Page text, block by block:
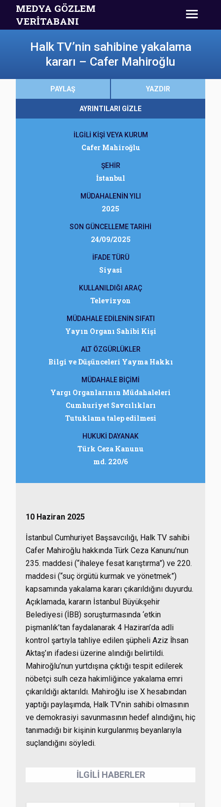
MEDYA GÖZLEM
VERİTABANI
Halk TV’nin sahibine yakalama
kararı – Cafer Mahiroğlu
PAYLAŞ YAZDIR
AYRINTILARI GİZLE
İLGİLİ KİŞİ VEYA KURUM
Cafer Mahiroğlu
ŞEHİR
İstanbul
MÜDAHALENİN YILI
2025
SON GÜNCELLEME TARİHİ
24/09/2025
İFADE TÜRÜ
Siyasi
KULLANILDIĞI ARAÇ
Televizyon
MÜDAHALE EDİLENİN SIFATI
Yayın Organı Sahibi Kişi
ALT ÖZGÜRLÜKLER
Bilgi ve Düşünceleri Yayma Hakkı
MÜDAHALE BİÇİMİ
Yargı Organlarının Müdahaleleri
Cumhuriyet Savcılıkları
Tutuklama talep edilmesi
HUKUKİ DAYANAK
Türk Ceza Kanunu
md. 220/6
10 Haziran 2025
İstanbul Cumhuriyet Başsavcılığı, Halk TV sahibi
Cafer Mahiroğlu hakkında Türk Ceza Kanunu’nun
235. maddesi (“ihaleye fesat karıştırma”) ve 220.
maddesi (“suç örgütü kurmak ve yönetmek”)
kapsamında yakalama kararı çıkarıldığını duyurdu.
Açıklamada, kararın İstanbul Büyükşehir
Belediyesi (İBB) soruşturmasında ‘etkin
pişmanlık’tan faydalanarak 4 Haziran’da adli
kontrol şartıyla tahliye edilen şüpheli Aziz İhsan
Aktaş’ın ifadesi üzerine alındığı belirtildi.
Mahiroğlu’nun yurtdışına çıktığı tespit edilerek
nöbetçi sulh ceza hakimliğince yakalama emri
çıkarıldığı aktarıldı. Mahiroğlu ise X hesabından
yaptığı paylaşımda, Halk TV’nin sahibi olmasının
ve demokrasiyi savunmasının hedef alındığını, hiç
tanımadığı bir kişinin kurgulanmış beyanlarıyla
suçlandığını söyledi.
İLGİLİ HABERLER